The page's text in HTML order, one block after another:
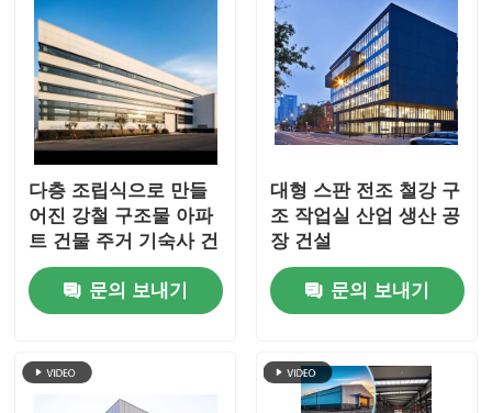
다층 조립식으로 만들
어진 강철 구조물 아파
트 건물 주거 기숙사 건
축
문의 보내기
대형 스판 전조 철강 구
조 작업실 산업 생산 공
장 건설
문의 보내기